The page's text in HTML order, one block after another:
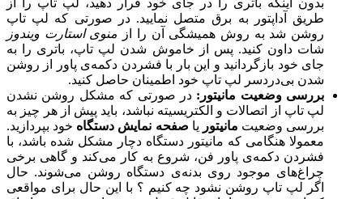
طریق آداپتور به برق متصل نمایید. در صورتی که لپ تاپ
روشن شد به روش همیشگی آن را از منوی استارت ویندوز
شات داون کنید. پس از خاموش شدن لپ تاپ، باتری را به
جای خود بازگردانید و این بار با فشردن دکمه‌ی پاور از روشن
شدن بی‌دردسر لپ تاپ خود اطمینان حاصل کنید.
بررسی وضعیت مانیتور: در صورتی که مشکل روشن نشدن
لپ تاپ از اتصالات و الکتریسیته نباشد، باید پیش از هر چیز به
بررسی وضعیت مانیتور یا صفحه نمایش دستگاه خود بپردازید.
معمولا هنگامی که مانیتور دستگاه دچار مشکل شده باشد، با
فشردن دکمه‌ی پاور فن، شروع به کار می‌کند و گاهی برخی
چراغ‌های موجود روی بدنه‌ی دستگاه روشن می‌شوند. حال
اگر لپ تاپ روشن نشود چه کنیم ؟ با این حال برای مواقعی